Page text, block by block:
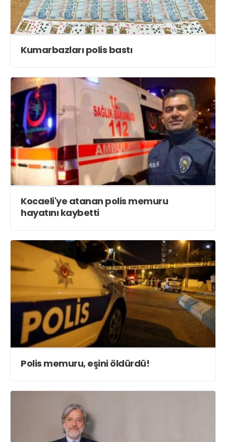
Kumarbazları polis bastı
Kocaeli'ye atanan polis memuru
hayatını kaybetti
Polis memuru, eşini öldürdü!